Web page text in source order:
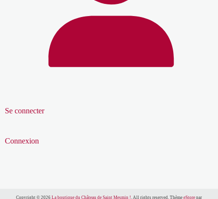
Se connecter
Connexion
Copyright © 2026 La boutique du Château de Saint Mesmin !. All rights reserved. Thème eStorepar